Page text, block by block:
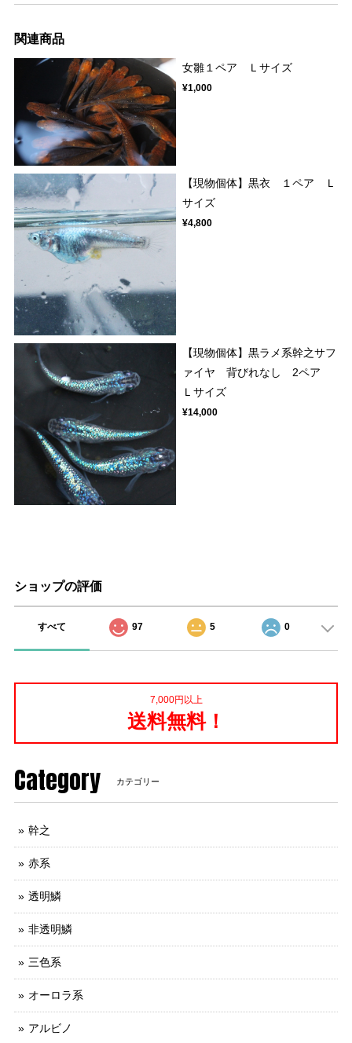
関連商品
女雛１ペア Ｌサイズ
¥1,000
【現物個体】黒衣 １ペア Ｌ
サイズ
¥4,800
【現物個体】黒ラメ系幹之サフ
ァイヤ 背びれなし 2ペア
Ｌサイズ
¥14,000
ショップの評価
すべて 97 5 0
7,000円以上
送料無料！
Category カテゴリー
幹之
赤系
透明鱗
非透明鱗
三色系
オーロラ系
アルビノ